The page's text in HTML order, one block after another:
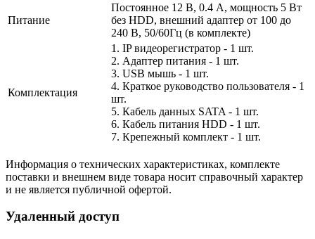
Питание
Постоянное 12 В, 0.4 А, мощность 5 Вт
без HDD, внешний адаптер от 100 до
240 В, 50/60Гц (в комплекте)
Комплектация
1. IP видеорегистратор - 1 шт.
2. Адаптер питания - 1 шт.
3. USB мышь - 1 шт.
4. Краткое руководство пользователя - 1
шт.
5. Кабель данных SATA - 1 шт.
6. Кабель питания HDD - 1 шт.
7. Крепежный комплект - 1 шт.
Информация о технических характеристиках, комплекте
поставки и внешнем виде товара носит справочный характер
и не является публичной офертой.
Удаленный доступ